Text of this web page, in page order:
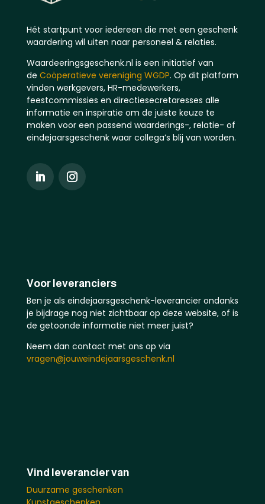
Hét startpunt voor iedereen die met een geschenk
waardering wil uiten naar personeel & relaties.
Waardeeringsgeschenk.nl is een initiatief van
de Coöperatieve vereniging WGDP. Op dit platform
vinden werkgevers, HR-medewerkers,
feestcommissies en directiesecretaresses alle
informatie en inspiratie om de juiste keuze te
maken voor een passend waarderings-, relatie- of
eindejaarsgeschenk waar collega’s blij van worden.
Voor leveranciers
Ben je als eindejaarsgeschenk-leverancier ondanks
je bijdrage nog niet zichtbaar op deze website, of is
de getoonde informatie niet meer juist?
Neem dan contact met ons op via
vragen@jouweindejaarsgeschenk.nl
Vind leverancier van
Duurzame geschenken